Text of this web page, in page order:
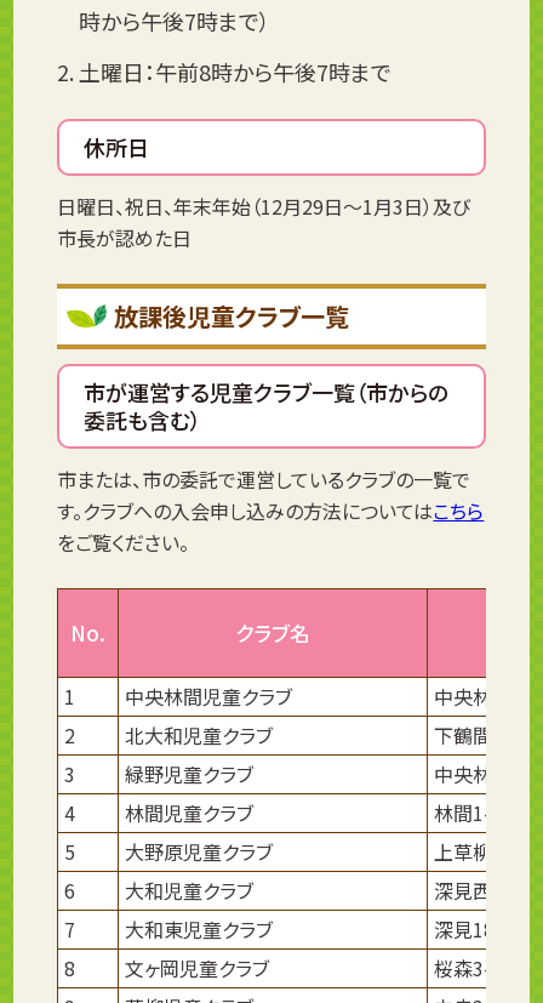
時から午後7時まで）
土曜日：午前8時から午後7時まで
休所日
日曜日、祝日、年末年始（12月29日～1月3日）及び
市長が認めた日
放課後児童クラブ一覧
市が運営する児童クラブ一覧（市からの
委託も含む）
市または、市の委託で運営しているクラブの一覧で
す。クラブへの入会申し込みの方法についてはこちら
をご覧ください。
No. クラブ名
1 中央林間児童クラブ
中央林間9-
2
北大和児童クラブ
下鶴間685(
3
緑野児童クラブ
中央林間西
4
林間児童クラブ
林間1-5-18
5
大野原児童クラブ
上草柳7-4-
6
大和児童クラブ
深見西8-7-1
7
大和東児童クラブ
深見1805（
8
文ヶ岡児童クラブ
桜森3-16-31